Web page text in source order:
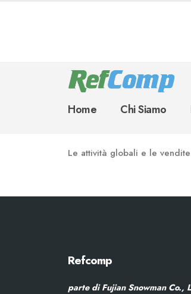
Home Chi Siamo
Le attività globali e le
Refcomp
parte di Fujian Snowman Co.,